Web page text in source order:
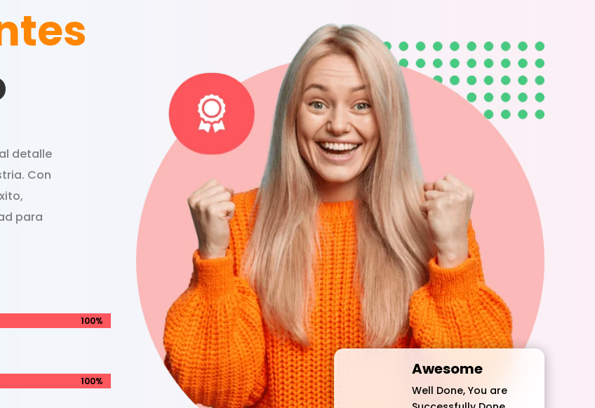
detalle
Con
para
100%
100%
100%
100%
Awesome
Well Done, You are